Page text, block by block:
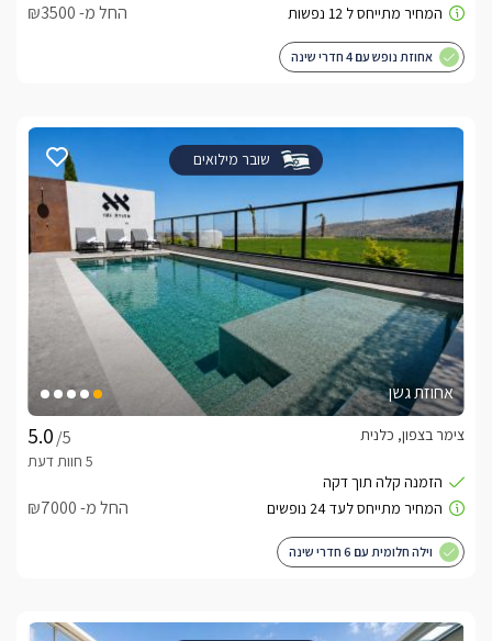
החל מ- ₪3500
אחוזת נופש עם 4 חדרי שינה
שובר מילואים
אחוזת גשן
/5
צימר בצפון, כלנית
החל מ- ₪7000
וילה חלומית עם 6 חדרי שינה